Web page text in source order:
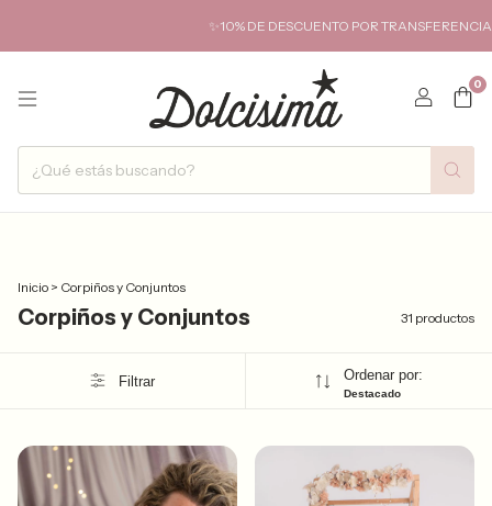
✨10% DE DESCUENTO POR TRANSFERENCIA✨
0
Inicio > Corpiños y Conjuntos
Corpiños y Conjuntos 31 productos
Filtrar Ordenar por:
Destacado